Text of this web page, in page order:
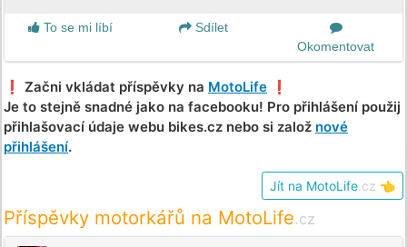
To se mi líbí
Sdílet
Okomentovat
❗️ Začni vkládat příspěvky na MotoLife ❗️
Je to stejně snadné jako na facebooku! Pro přihlášení použij
přihlašovací údaje webu bikes.cz nebo si založ nové
přihlášení.
Jít na MotoLife.cz 👈
Příspěvky motorkářů na MotoLife.cz